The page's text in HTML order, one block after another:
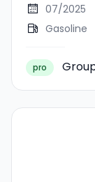
07/2025
Gasoline
pro